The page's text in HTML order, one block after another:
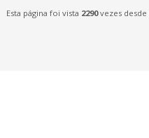
Esta página foi vista 2290vezes desde